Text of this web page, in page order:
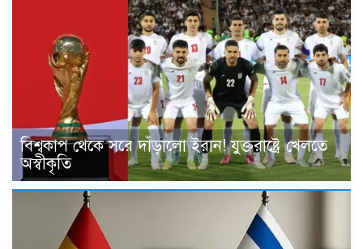
বিশ্বকাপ থেকে সরে দাঁড়ালো ইরান! যুক্তরাষ্ট্রে খেলতে
অস্বীকৃতি